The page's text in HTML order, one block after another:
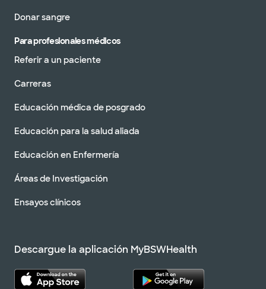
Donar sangre
Para profesionales médicos
Referir a un paciente
Carreras
Educación médica de posgrado
Educación para la salud aliada
Educación en Enfermería
Áreas de Investigación
Ensayos clínicos
Descargue la aplicación MyBSWHealth